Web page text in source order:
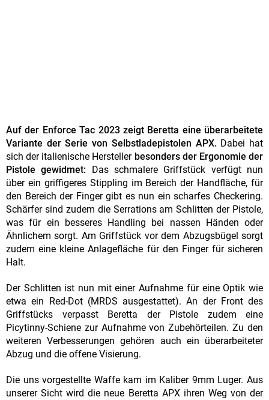
Auf der Enforce Tac 2023 zeigt Beretta eine überarbeitete
Variante der Serie von Selbstladepistolen APX.Dabei hat
sich der italienische Hersteller besonders der Ergonomie der
Pistole gewidmet:
Das schmalere Griffstück verfügt nun
über ein griffigeres Stippling im Bereich der Handfläche, für
den Bereich der Finger gibt es nun ein scharfes Checkering.
Schärfer sind zudem die Serrations am Schlitten der Pistole,
was für ein besseres Handling bei nassen Händen oder
Ähnlichem sorgt. Am Griffstück vor dem Abzugsbügel sorgt
zudem eine kleine Anlagefläche für den Finger für sicheren
Halt.
Der Schlitten ist nun mit einer Aufnahme für eine Optik wie
etwa ein Red-Dot (MRDS ausgestattet). An der Front des
Griffstücks verpasst Beretta der Pistole zudem eine
Picytinny-Schiene zur Aufnahme von Zubehörteilen. Zu den
weiteren Verbesserungen gehören auch ein überarbeiteter
Abzug und die offene Visierung.
Die uns vorgestellte Waffe kam im Kaliber 9mm Luger. Aus
unserer Sicht wird die neue Beretta APX ihren Weg von der